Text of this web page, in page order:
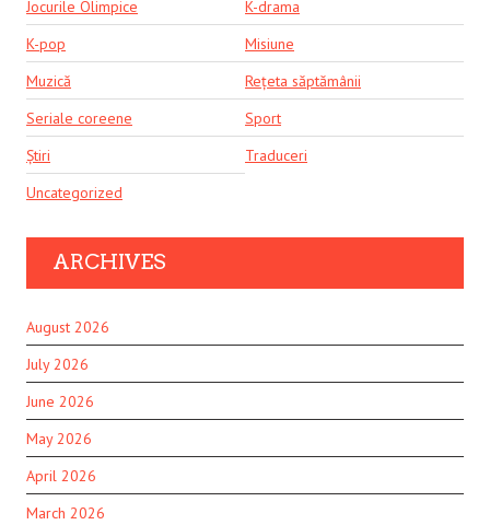
Jocurile Olimpice
K-drama
K-pop
Misiune
Muzică
Rețeta săptămânii
Seriale coreene
Sport
Știri
Traduceri
Uncategorized
ARCHIVES
August 2026
July 2026
June 2026
May 2026
April 2026
March 2026